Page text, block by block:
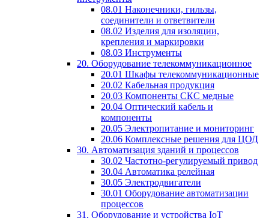
08.01 Наконечники, гильзы,
соединители и ответвители
08.02 Изделия для изоляции,
крепления и маркировки
08.03 Инструменты
20. Оборудование телекоммуникационное
20.01 Шкафы телекоммуникационные
20.02 Кабельная продукция
20.03 Компоненты СКС медные
20.04 Оптический кабель и
компоненты
20.05 Электропитание и мониторинг
20.06 Комплексные решения для ЦОД
30. Автоматизация зданий и процессов
30.02 Частотно-регулируемый привод
30.04 Автоматика релейная
30.05 Электродвигатели
30.01 Оборудование автоматизации
процессов
31. Оборудование и устройства IoT